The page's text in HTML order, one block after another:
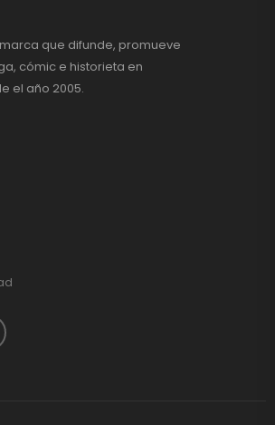
que difunde, promueve
cómic e historieta en
el año 2005.